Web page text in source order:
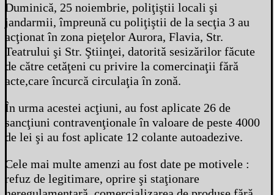
Duminică, 25 noiembrie, poliţiştii locali şi
jandarmii, împreună cu poliţiştii de la secţia 3 au
acţionat în zona pieţelor Aurora, Flavia, Str.
Teatrului şi Str. Ştiinţei, datorită sesizărilor făcute
de către cetăţeni cu privire la comercinaţii fără
acte,care încurcă circulaţia în zonă.
În urma acestei acţiuni, au fost aplicate 26 de
sancţiuni contravenţionale în valoare de peste 4000
de lei şi au fost aplicate 12 colante autoadezive.
Cele mai multe amenzi au fost date pe motivele :
refuz de legitimare, oprire şi staţionare